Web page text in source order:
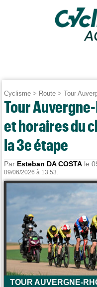
Cyclisme > Route >Tour
Tour
et horaires du
la 3e étape
Par Esteban DA COSTA le
09/06/2026 à 13:53.
TOUR AUVERGNE-